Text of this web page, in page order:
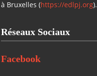
à Bruxelles (https://edlpj.org).
Réseaux Sociaux
Facebook